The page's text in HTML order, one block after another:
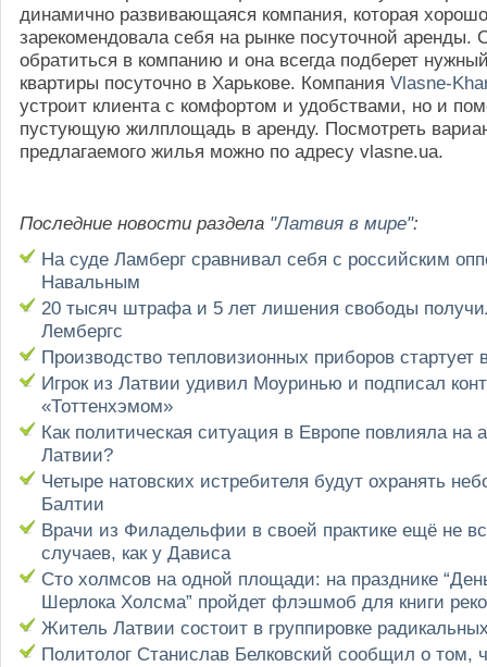
динамично развивающаяся компания, которая хорошо
зарекомендовала себя на рынке посуточной аренды.
обратиться в компанию и она всегда подберет
квартиры посуточно в Харькове. Компания Vlasne-
устроит клиента с комфортом и удобствами, но и
пустующую жилплощадь в аренду. Посмотреть
предлагаемого жилья можно по адресу vlasne.ua.
Последние новости раздела "Латвия в мире":
На суде Ламберг сравнивал себя с российским
Навальным
20 тысяч штрафа и 5 лет лишения свободы
Лембергс
Производство тепловизионных приборов стартует
Игрок из Латвии удивил Моуринью и подписал
«Тоттенхэмом»
Как политическая ситуация в Европе повлияла на
Латвии?
Четыре натовских истребителя будут охранять
Балтии
Врачи из Филадельфии в своей практике ещё не
случаев, как у Дависа
Сто холмсов на одной площади: на празднике
Шерлока Холсма” пройдет флэшмоб для книги
Житель Латвии состоит в группировке
Политолог Станислав Белковский сообщил о том,